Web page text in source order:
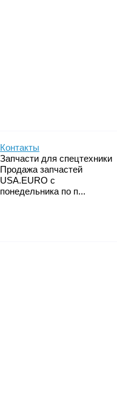
Контакты
Запчасти для спецтехники
Продажа запчастей
USA.EURO с
понедельника по п...